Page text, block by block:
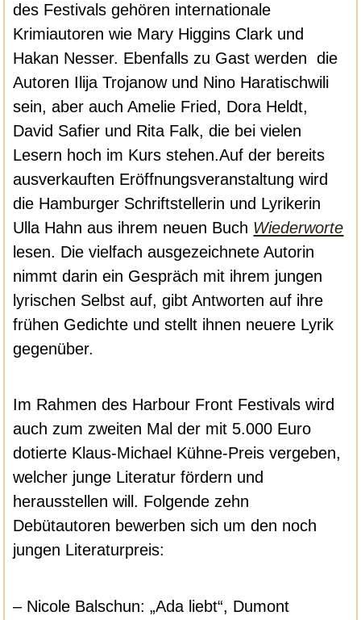
des Festivals gehören internationale
Krimiautoren wie Mary Higgins Clark und
Hakan Nesser. Ebenfalls zu Gast werden die
Autoren Ilija Trojanow und Nino Haratischwili
sein, aber auch Amelie Fried, Dora Heldt,
David Safier und Rita Falk, die bei vielen
Lesern hoch im Kurs stehen.Auf der bereits
ausverkauften Eröffnungsveranstaltung wird
die Hamburger Schriftstellerin und Lyrikerin
Ulla Hahn aus ihrem neuen Buch Wiederworte
lesen. Die vielfach ausgezeichnete Autorin
nimmt darin ein Gespräch mit ihrem jungen
lyrischen Selbst auf, gibt Antworten auf ihre
frühen Gedichte und stellt ihnen neuere Lyrik
gegenüber.
Im Rahmen des Harbour Front Festivals wird
auch zum zweiten Mal der mit 5.000 Euro
dotierte Klaus-Michael Kühne-Preis vergeben,
welcher junge Literatur fördern und
herausstellen will. Folgende zehn
Debütautoren bewerben sich um den noch
jungen Literaturpreis:
– Nicole Balschun: „Ada liebt“, Dumont